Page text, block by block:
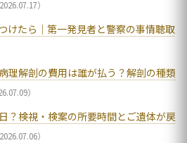
2026.07.17）
けたら｜第一発見者と警察の事情聴取
理解剖の費用は誰が払う？解剖の種類
）
？検視・検案の所要時間とご遺体が戻
2026.07.06）